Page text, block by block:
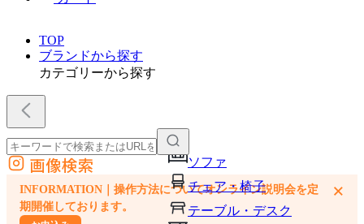
TOP
ブランドから探す
カテゴリーから探す
ソファ
チェア・椅子
テーブル・デスク
外部サイトの商品をカートに追加
他のサイトで見つけた商品ページのURLを貼り付けて、カートに追加できます
画像検索
INFORMATION｜操作方法についてオンライン説明会を定
期開催しております。
×